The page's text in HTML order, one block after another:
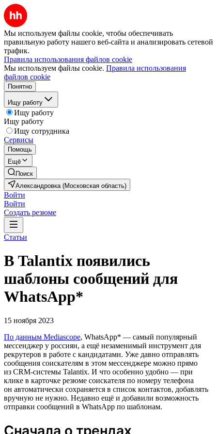
Мы используем файлы cookie, чтобы обеспечивать
правильную работу нашего веб-сайта и анализировать сетевой
трафик.
Правила использования файлов cookie
Мы используем файлы cookie. Правила использования
файлов cookie
Понятно
Ищу работу
Ищу работу
Ищу работу
Ищу сотрудника
Сервисы
Помощь
Ещё
Поиск
Александровка (Московская область)
Войти
Войти
Создать резюме
Статьи
В Talantix появились
шаблоны сообщений для
WhatsApp*
15 ноября 2023
По данным Mediascope, WhatsApp* — самый популярный
мессенджер у россиян, а ещё незаменимый инструмент для
рекрутеров в работе с кандидатами. Уже давно отправлять
сообщения соискателям в этом мессенджере можно прямо
из CRM-системы Talantix. И что особенно удобно — при
клике в карточке резюме соискателя по номеру телефона
он автоматически сохраняется в список контактов, добавлять
вручную не нужно. Недавно ещё и добавили возможность
отправки сообщений в WhatsApp по шаблонам.
Сначала о трендах